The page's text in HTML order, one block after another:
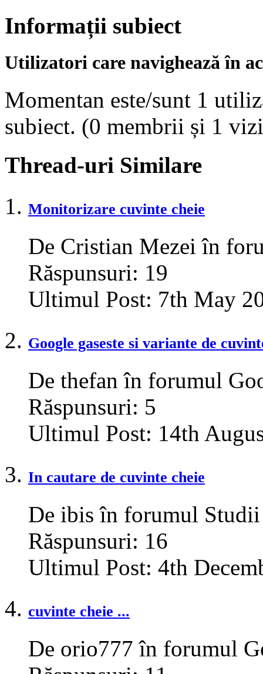
Informații subiect
Utilizatori care navighează în
Momentan este/sunt 1
subiect. (0 membrii și 1
Thread-uri Similare
Monitorizare cuvinte cheie
De Cristian Mezei în
Răspunsuri: 19
Ultimul Post: 7th May
Google gaseste si variante de
De thefan în forumul
Răspunsuri: 5
Ultimul Post: 14th
In cautare de cuvinte cheie
De ibis în forumul Studii
Răspunsuri: 16
Ultimul Post: 4th
cuvinte cheie ...
De orio777 în forumul